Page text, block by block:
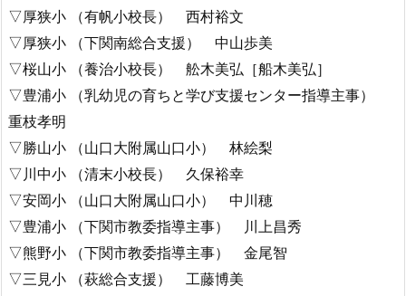
▽厚狭小 （有帆小校長） 西村裕文
▽厚狭小 （下関南総合支援） 中山歩美
▽桜山小 （養治小校長） 舩木美弘［船木美弘］
▽豊浦小 （乳幼児の育ちと学び支援センター指導主事）
重枝孝明
▽勝山小 （山口大附属山口小） 林絵梨
▽川中小 （清末小校長） 久保裕幸
▽安岡小 （山口大附属山口小） 中川穂
▽豊浦小 （下関市教委指導主事） 川上昌秀
▽熊野小 （下関市教委指導主事） 金尾智
▽三見小 （萩総合支援） 工藤博美